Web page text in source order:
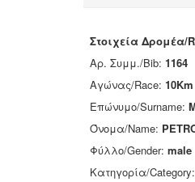
Στοιχεία Δρομέα/
Αρ. Συμμ./Bib:1164
Αγώνας/Race:10Km
Επώνυμο/Surname:
Όνομα/Name:
Φύλλο/Gender:male
Κατηγορία/